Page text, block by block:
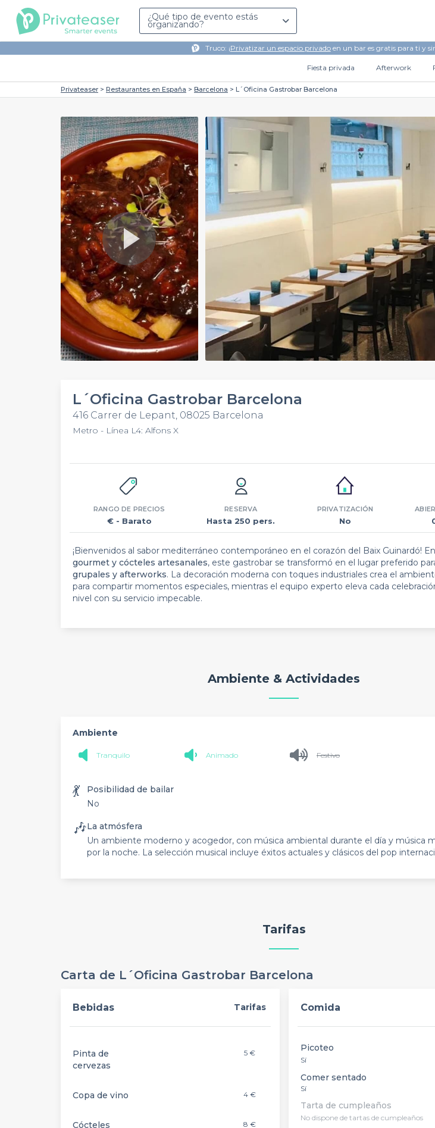
¿Qué tipo de evento estás
organizando?
Truco: ¡Privatizar un espacio privadoen un bar es gratis para ti y
Fiesta privada Afterwork
Privateaser Restaurantes en España Barcelona L´Oficina Gastrobar Barcelona
Play
Video
L´Oficina Gastrobar Barcelona
416 Carrer de Lepant, 08025 Barcelona
Metro - Línea L4: Alfons X
RANGO DE PRECIOS
€ - Barato
RESERVA
Hasta 250 pers.
PRIVATIZACIÓN
No
¡Bienvenidos al sabor mediterráneo contemporáneo en el corazón del Baix Guinardó!
gourmet y cócteles artesanales, este gastrobar se transformó en el lugar preferido
grupales y afterworks. La decoración moderna con toques industriales crea el
para compartir momentos especiales, mientras el equipo experto eleva cada
nivel con su servicio impecable.
Ambiente & Actividades
Ambiente
Tranquilo Animado Festivo
💃
Posibilidad de bailar
No
🎶La atmósfera
Un ambiente moderno y acogedor, con música ambiental durante el día y música
por la noche. La selección musical incluye éxitos actuales y clásicos del pop
Tarifas
Carta de L´Oficina Gastrobar Barcelona
Bebidas Tarifas
Pinta de
cervezas
5 €
Copa de vino 4 €
Cócteles 8 €
Comida
Picoteo
Sí
Comer sentado
Sí
Tarta de cumpleaños
No dispone de tartas de cumpleaños